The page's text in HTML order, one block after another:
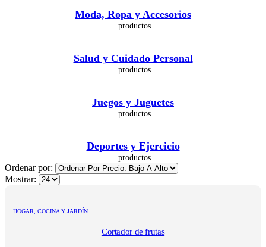
Moda, Ropa y Accesorios
Salud y Cuidado Personal
Juegos y Juguetes
Deportes y Ejercicio
Ordenar por:
Mostrar:
HOGAR, COCINA Y JARDÍN
Cortador de frutas